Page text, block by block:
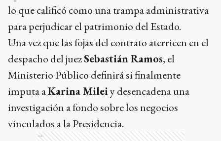
lo que calificó como una trampa administrativa
para perjudicar el patrimonio del Estado.
Una vez que las fojas del contrato aterricen en el
despacho del juezSebastián Ramos, el
Ministerio Público definirá si finalmente
imputa aKarina Mileiy desencadena una
investigación a fondo sobre los negocios
vinculados a la Presidencia.
Ads